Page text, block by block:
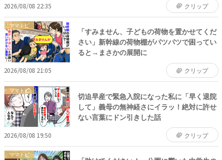
2026/08/08 22:35 クリップ
ママトピ
「すみません、子どもの荷物を置かせてくだ
さい」新幹線の荷物棚がパツパツで困ってい
ると→まさかの展開に
2026/08/08 21:05 クリップ
ママトピ
切迫早産で緊急入院になった私に「早く退院
して」義母の無神経さにイラッ！絶対に許せ
ない言葉にドン引きした話
2026/08/08 19:50 クリップ
ママトピ